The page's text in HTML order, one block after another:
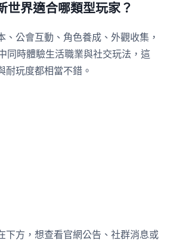
世界適合哪類型玩家？
、公會互動、角色養成、外觀收集，
同時體驗生活職業與社交玩法，這
耐玩度都相當不錯。
下方，想查看官網公告、社群消息或